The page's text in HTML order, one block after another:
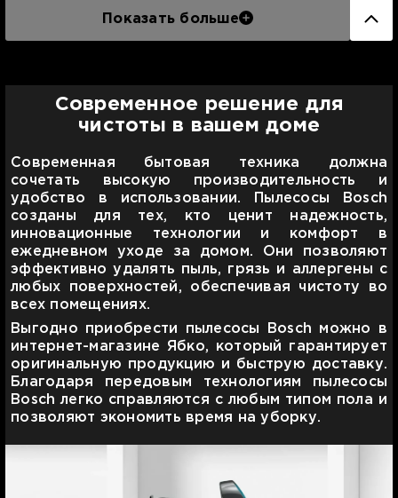
Показать больше
Современное решение для
чистоты в вашем доме
Современная бытовая техника должна
сочетать высокую производительность и
удобство в использовании. Пылесосы Bosch
созданы для тех, кто ценит надежность,
инновационные технологии и комфорт в
ежедневном уходе за домом. Они позволяют
эффективно удалять пыль, грязь и аллергены с
любых поверхностей, обеспечивая чистоту во
всех помещениях.
Выгодно приобрести пылесосы Bosch можно в
интернет-магазине Ябко, который гарантирует
оригинальную продукцию и быструю доставку.
Благодаря передовым технологиям пылесосы
Bosch легко справляются с любым типом пола и
позволяют экономить время на уборку.